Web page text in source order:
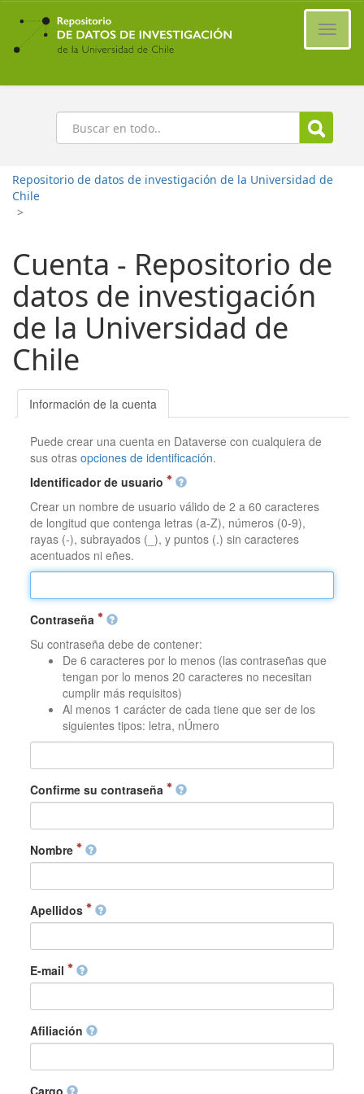
Ir
contenido
principal
Buscar
Repositorio de datos de investigación de la Universidad de
Chile
>
Cuenta - Repositorio de
datos de investigación
de la Universidad de
Chile
Información de la cuenta
Puede crear una cuenta en Dataverse con cualquiera de
sus otrasopciones de identificación.
Identificador de usuario
Crear un nombre de usuario válido de 2 a 60 caracteres
de longitud que contenga letras (a-Z), números (0-9),
rayas (-), subrayados (_), y puntos (.) sin caracteres
acentuados ni eñes.
Contraseña
Su contraseña debe de contener:
De 6 caracteres por lo menos (las contraseñas que
tengan por lo menos 20 caracteres no necesitan
cumplir más requisitos)
Al menos 1 carácter de cada tiene que ser de los
siguientes tipos: letra, nÚmero
Confirme su contraseña
Nombre
Apellidos
E-mail
Afiliación
Cargo